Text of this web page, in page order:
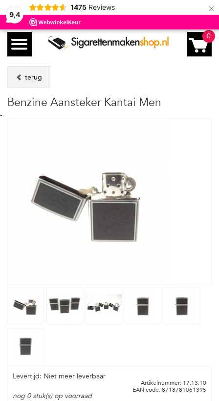
9,4
1475 Reviews ×
0
terug
Benzine Aansteker Kantai Men
-
Levertijd: Niet meer leverbaar
Artikelnummer: 17.13.10
EAN code: 8718781061395
nog 0 stuk(s) op voorraad